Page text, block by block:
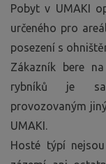
Pobyt v UMAKI
určeného pro
posezení s
Zákazník bere
rybníků je
provozovaným
UMAKI.
Hosté týpí